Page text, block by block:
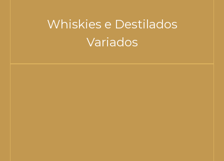
Whiskies e Destilados
Variados